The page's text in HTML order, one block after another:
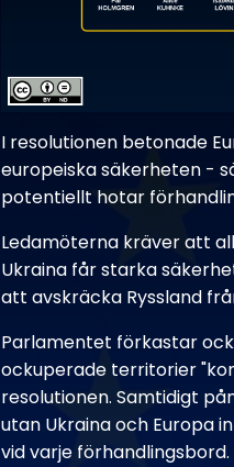
I resolutionen betonade
europeiska säkerheten -
potentiellt hotar
Ledamöterna kräver att
Ukraina får starka
att avskräcka Ryssland
Parlamentet förkastar
ockuperade territorier
resolutionen. Samtidigt
utan Ukraina och Europa
vid varje förhandlingsbord.